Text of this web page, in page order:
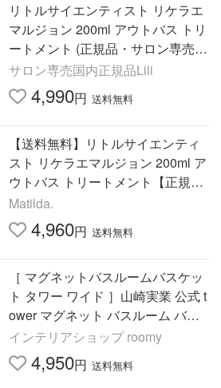
リトルサイエンティスト リケラエ
マルジョン 200ml アウトバス トリ
ートメント (正規品・サロン専売
品)
サロン専売国内正規品Lili
4,990円 送料無料
【送料無料】リトルサイエンティ
スト リケラエマルジョン 200ml ア
ウトバス トリートメント【正規
品・サロン専売品】
Matilda.
4,960円 送料無料
［ マグネットバスルームバスケッ
ト タワー ワイド ］山崎実業 公式 t
ower マグネット バスルーム バス
ケット yamazaki ブラック ホワイ
ト 3769 3770
インテリアショップ roomy
4,950円 送料無料